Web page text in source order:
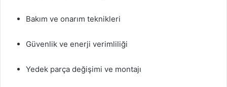
Bakım ve onarım teknikleri
Güvenlik ve enerji verimliliği
Yedek parça değişimi ve montajı